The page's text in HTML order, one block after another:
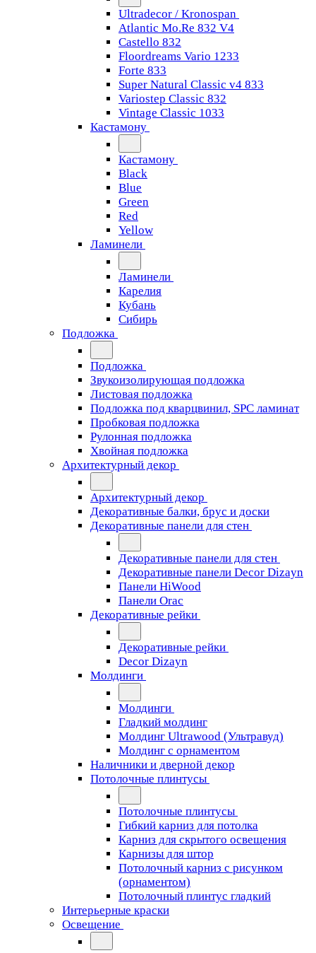
Ultradecor / Kronospan
Atlantic Mo.Re 832 V4
Castello 832
Floordreams Vario 1233
Forte 833
Super Natural Classic v4 833
Variostep Classic 832
Vintage Classic 1033
Кастамону
Кастамону
Black
Blue
Green
Red
Yellow
Ламинели
Ламинели
Карелия
Кубань
Сибирь
Подложка
Подложка
Звукоизолирующая подложка
Листовая подложка
Подложка под кварцвинил, SPC ламинат
Пробковая подложка
Рулонная подложка
Хвойная подложка
Архитектурный декор
Архитектурный декор
Декоративные балки, брус и доски
Декоративные панели для стен
Декоративные панели для стен
Декоративные панели Decor Dizayn
Панели HiWood
Панели Orac
Декоративные рейки
Декоративные рейки
Decor Dizayn
Молдинги
Молдинги
Гладкий молдинг
Молдинг Ultrawood (Ультравуд)
Молдинг с орнаментом
Наличники и дверной декор
Потолочные плинтусы
Потолочные плинтусы
Гибкий карниз для потолка
Карниз для скрытого освещения
Карнизы для штор
Потолочный карниз с рисунком
(орнаментом)
Потолочный плинтус гладкий
Интерьерные краски
Освещение